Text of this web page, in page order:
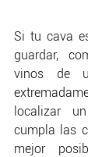
Si tu cava
guardar,
vinos de
localizar
cumpla las
mejor